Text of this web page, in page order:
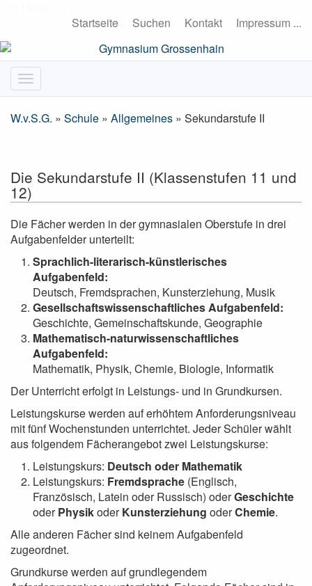
Startseite Suchen Kontakt Impressum ...
W.v.S.G. » Schule » Allgemeines » Sekundarstufe II
Die Sekundarstufe II (Klassenstufen 11 und
12)
Die Fächer werden in der gymnasialen Oberstufe in drei
Aufgabenfelder unterteilt:
Sprachlich-literarisch-künstlerisches
Aufgabenfeld:
Deutsch, Fremdsprachen, Kunsterziehung, Musik
Gesellschaftswissenschaftliches Aufgabenfeld:
Geschichte, Gemeinschaftskunde, Geographie
Mathematisch-naturwissenschaftliches
Aufgabenfeld:
Mathematik, Physik, Chemie, Biologie, Informatik
Der Unterricht erfolgt in Leistungs- und in Grundkursen.
Leistungskurse werden auf erhöhtem Anforderungsniveau
mit fünf Wochenstunden unterrichtet. Jeder Schüler wählt
aus folgendem Fächerangebot zwei Leistungskurse:
Leistungskurs: Deutsch oder Mathematik
Leistungskurs: Fremdsprache (Englisch,
Französisch, Latein oder Russisch) oderGeschichte
oderPhysikoderKunsterziehung oderChemie.
Alle anderen Fächer sind keinem Aufgabenfeld
zugeordnet.
Grundkurse werden auf grundlegendem